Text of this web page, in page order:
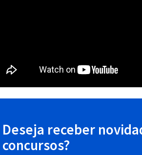
Deseja receber
concursos?